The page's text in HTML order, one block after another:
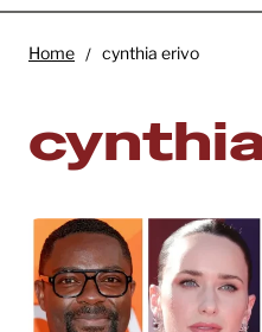
Home cynthia erivo